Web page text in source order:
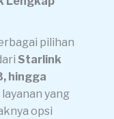
pilihan
Starlink
hingga
yang
opsi